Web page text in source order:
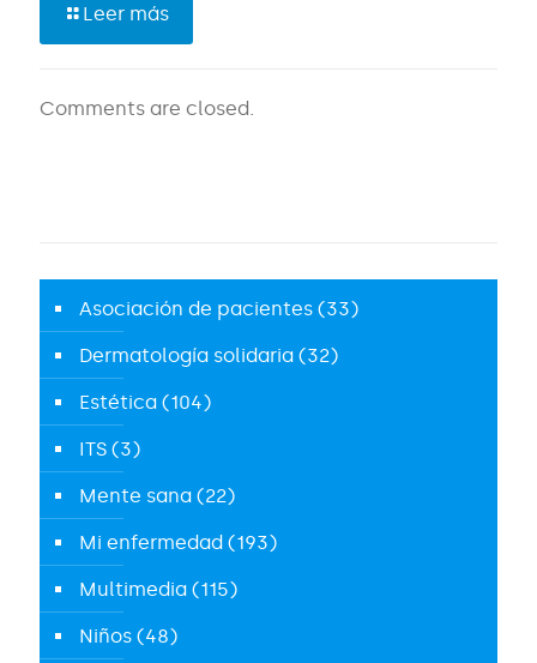
Leer más
Comments are closed.
Asociación de pacientes (33)
Dermatología solidaria (32)
Estética (104)
ITS (3)
Mente sana (22)
Mi enfermedad (193)
Multimedia (115)
Niños (48)